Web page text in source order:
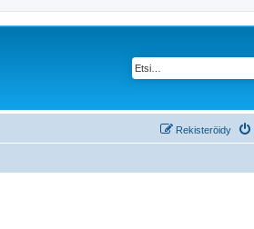
Rekisteröidy